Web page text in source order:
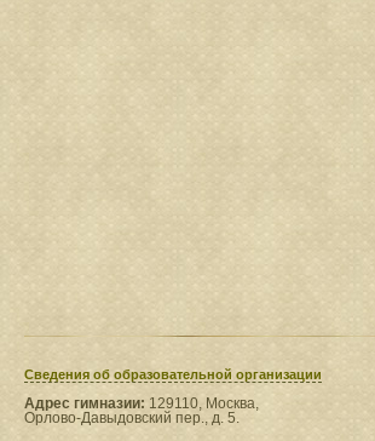
Сведения​ об образовательной организации
Адрес гимназии: 129110, Москва,
Орлово-Давыдовский пер., д. 5.